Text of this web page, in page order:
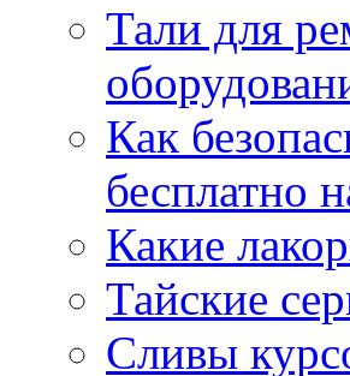
Тали для
Как
бесплатно
Какие
Тайские
Сливы